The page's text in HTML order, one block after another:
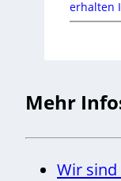
erhalten
Mehr
Wir sind